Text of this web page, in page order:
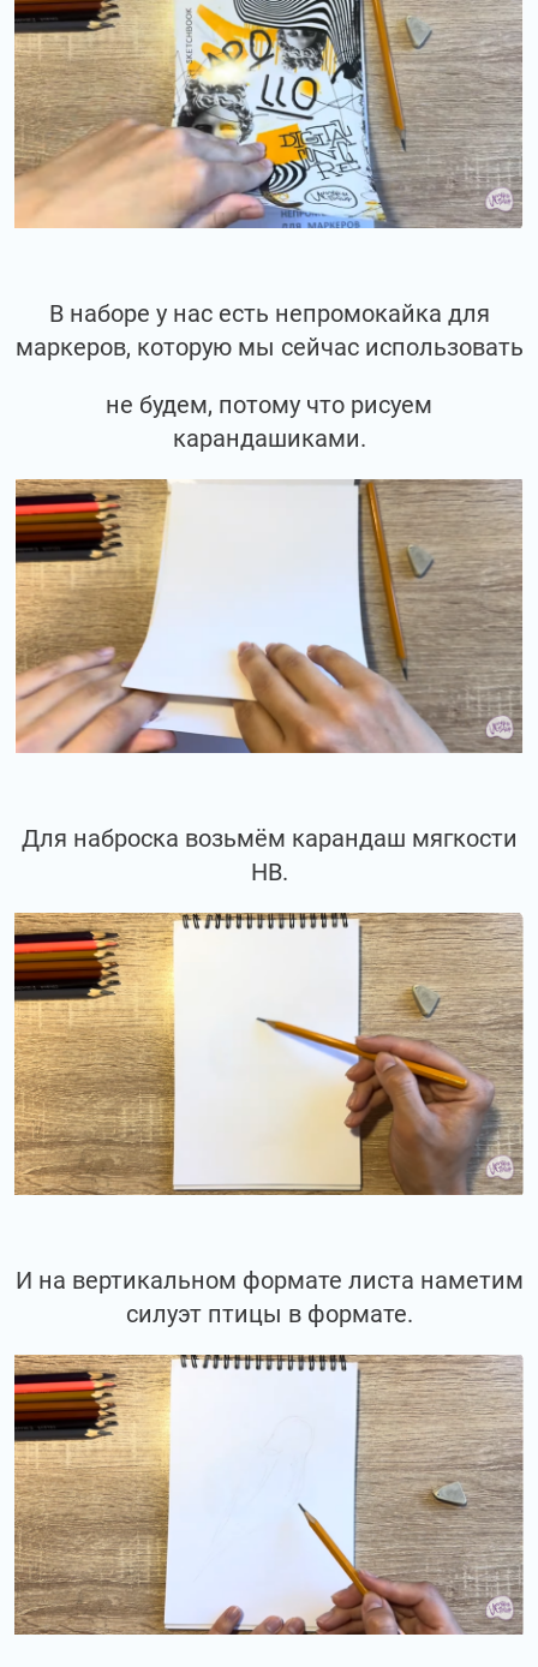
В наборе у нас есть непромокайка для
маркеров, которую мы сейчас использовать
не будем, потому что рисуем
карандашиками.
Для наброска возьмём карандаш мягкости
НВ.
И на вертикальном формате листа наметим
силуэт птицы в формате.